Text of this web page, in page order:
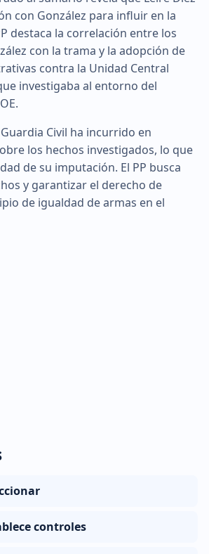
con González para influir en la
destaca la correlación entre los
con la trama y la adopción de
contra la Unidad Central
investigaba al entorno del
Civil ha incurrido en
los hechos investigados, lo que
de su imputación. El PP busca
y garantizar el derecho de
de igualdad de armas en el
controles